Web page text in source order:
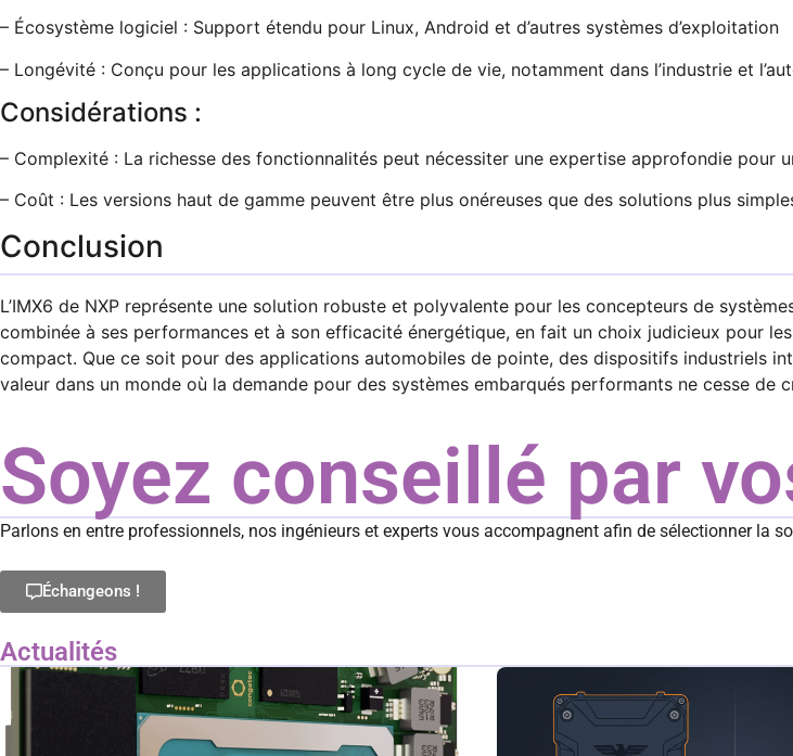
– Écosystème logiciel : Support étendu pour Linux, Android et d’autres systèmes d’exploitation
– Longévité : Conçu pour les applications à long cycle de vie, notamment dans l’industrie et
Considérations :
– Complexité : La richesse des fonctionnalités peut nécessiter une expertise approfondie pour
– Coût : Les versions haut de gamme peuvent être plus onéreuses que des solutions plus
Conclusion
L’IMX6 de NXP représente une solution robuste et polyvalente pour les concepteurs de
combinée à ses performances et à son efficacité énergétique, en fait un choix judicieux pour
compact. Que ce soit pour des applications automobiles de pointe, des dispositifs industriels
valeur dans un monde où la demande pour des systèmes embarqués performants ne cesse de
Soyez conseillé par
Parlons en entre professionnels, nos ingénieurs et experts vous accompagnent afin de sélectionner la
Échangeons !
Actualités